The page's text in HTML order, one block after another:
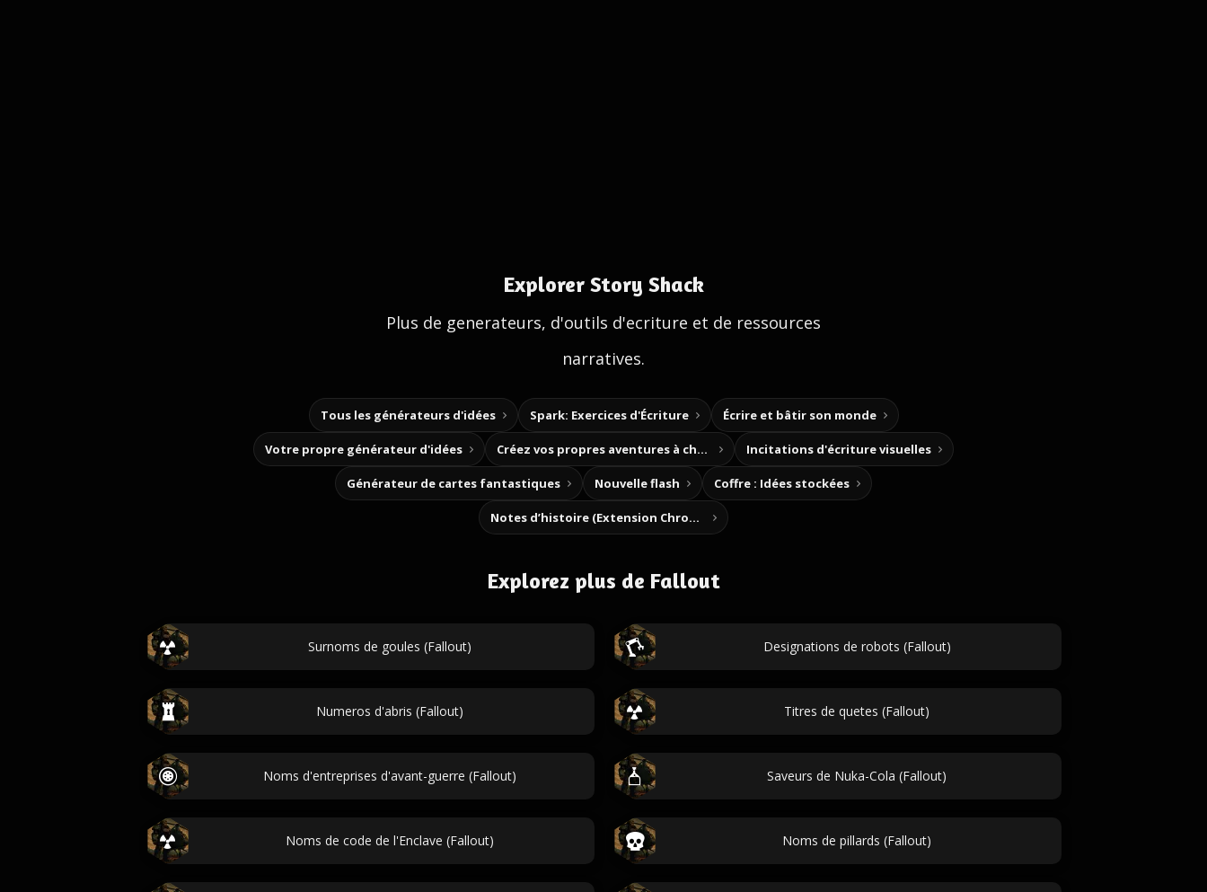
Explorer Story Shack
Plus de generateurs, d'outils d'ecriture et de ressources
narratives.
Tous les générateurs d'idées Spark: Exercices d'Écriture Écrire et bâtir son monde
Votre propre générateur d'idées Créez vos propres aventures à choix Incitations d'écriture visuelles
Générateur de cartes fantastiques Nouvelle flash Coffre : Idées stockées
Notes d’histoire (Extension Chrome)
Explorez plus de Fallout
Surnoms de goules (Fallout) Designations de robots (Fallout)
Numeros d'abris (Fallout) Titres de quetes (Fallout)
Noms d'entreprises d'avant-guerre (Fallout) Saveurs de Nuka-Cola (Fallout)
Noms de code de l'Enclave (Fallout) Noms de pillards (Fallout)